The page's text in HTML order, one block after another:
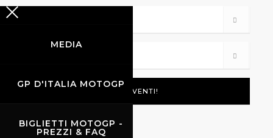
MEDIA
GP D'ITALIA MOTOGP
BIGLIETTI MOTOGP -
PREZZI & FAQ